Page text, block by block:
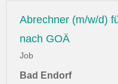
Abrechner (m/w/d)
nach GOÄ
Job
Bad Endorf